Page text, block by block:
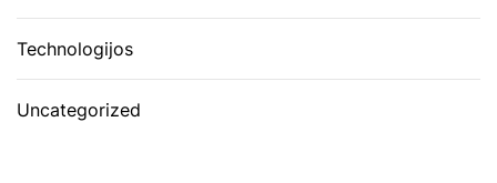
Technologijos
Uncategorized